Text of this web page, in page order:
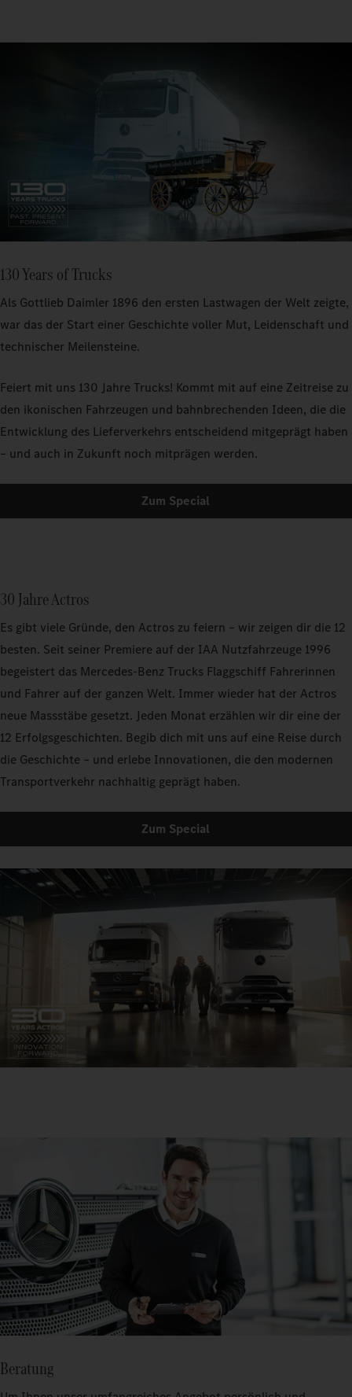
130 Years of Trucks
Als Gottlieb Daimler 1896 den ersten Lastwagen der Welt zeigte,
war das der Start einer Geschichte voller Mut, Leidenschaft und
technischer Meilensteine.
Feiert mit uns 130 Jahre Trucks! Kommt mit auf eine Zeitreise zu
den ikonischen Fahrzeugen und bahnbrechenden Ideen, die die
Entwicklung des Lieferverkehrs entscheidend mitgeprägt haben
– und auch in Zukunft noch mitprägen werden.
Zum Special
30 Jahre Actros
Es gibt viele Gründe, den Actros zu feiern – wir zeigen dir die 12
besten. Seit seiner Premiere auf der IAA Nutzfahrzeuge 1996
begeistert das Mercedes‑Benz Trucks Flaggschiff Fahrerinnen
und Fahrer auf der ganzen Welt. Immer wieder hat der Actros
neue Massstäbe gesetzt. Jeden Monat erzählen wir dir eine der
12 Erfolgsgeschichten. Begib dich mit uns auf eine Reise durch
die Geschichte – und erlebe Innovationen, die den modernen
Transportverkehr nachhaltig geprägt haben.
Zum Special
Beratung